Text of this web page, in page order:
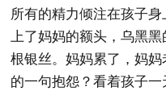
所有的精力倾注在孩子
上了妈妈的额头，乌黑
根银丝。妈妈累了，妈
的一句抱怨？看着孩子